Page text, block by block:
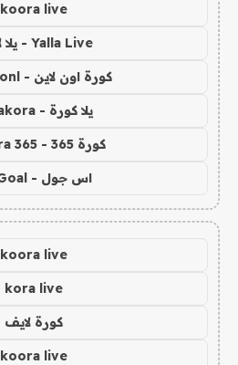
koora live
Yalla Live - يلا لايف
كورة اون لاين - koora onl
يلا كورة - yallakora
كورة 365 - kooora 365
اس جول - AS Goal
koora live
kora live
كورة لايف
koora live